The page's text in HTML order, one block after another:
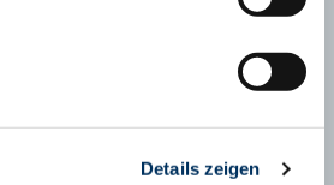
Details zeigen